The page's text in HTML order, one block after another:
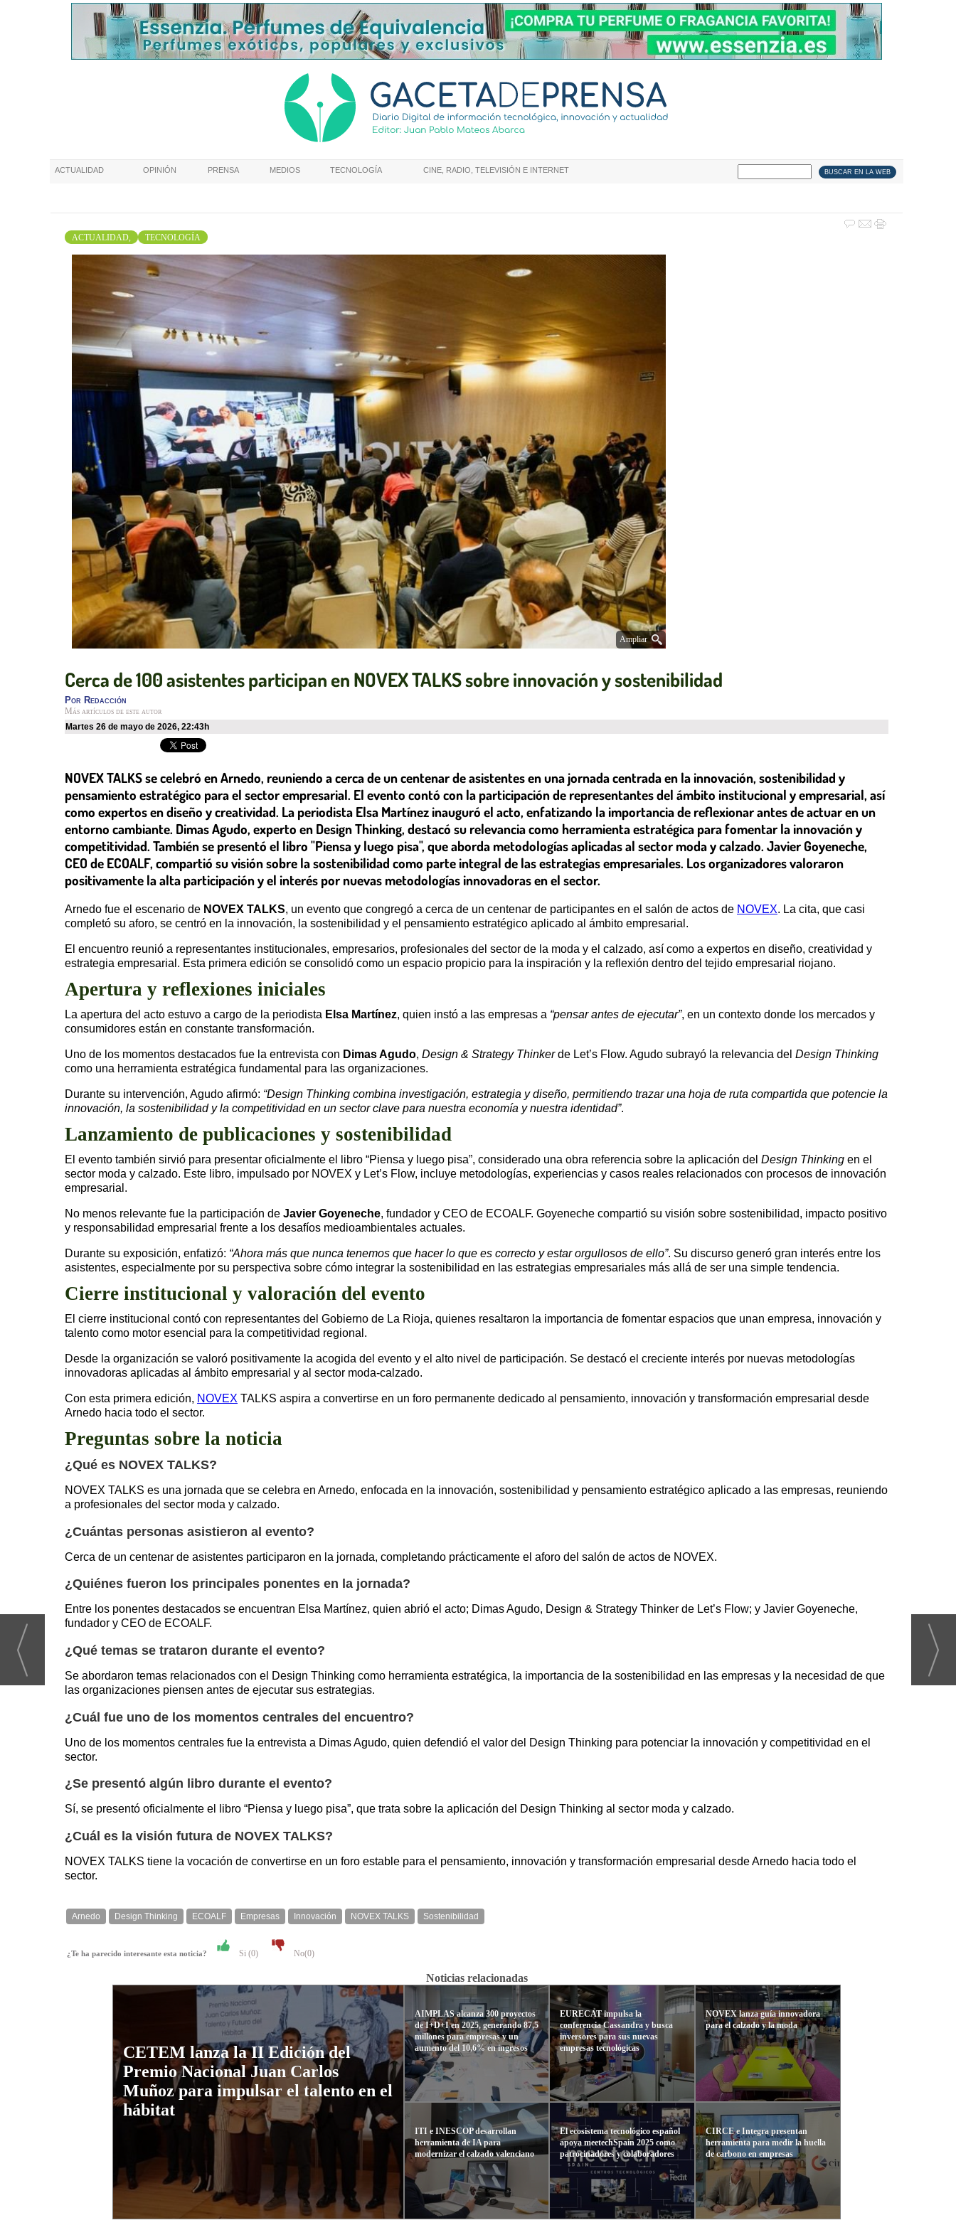
ACTUALIDAD OPINIÓN PRENSA MEDIOS TECNOLOGÍA CINE, RADIO, TELEVISIÓN E INTERNET
ACTUALIDAD, TECNOLOGÍA
Ampliar
Cerca de 100 asistentes participan en NOVEX TALKS sobre innovación y sostenibilidad
Por Redacción
Más artículos de este autor
martes 26 de mayo de 2026, 22:43h
NOVEX TALKS se celebró en Arnedo, reuniendo a cerca de un centenar de asistentes en una jornada centrada en la innovación, sostenibilidad y
pensamiento estratégico para el sector empresarial. El evento contó con la participación de representantes del ámbito institucional y empresarial, así
como expertos en diseño y creatividad. La periodista Elsa Martínez inauguró el acto, enfatizando la importancia de reflexionar antes de actuar en un
entorno cambiante. Dimas Agudo, experto en Design Thinking, destacó su relevancia como herramienta estratégica para fomentar la innovación y
competitividad. También se presentó el libro "Piensa y luego pisa", que aborda metodologías aplicadas al sector moda y calzado. Javier Goyeneche,
CEO de ECOALF, compartió su visión sobre la sostenibilidad como parte integral de las estrategias empresariales. Los organizadores valoraron
positivamente la alta participación y el interés por nuevas metodologías innovadoras en el sector.
Arnedo fue el escenario de NOVEX TALKS, un evento que congregó a cerca de un centenar de participantes en el salón de actos de NOVEX. La cita, que casi
completó su aforo, se centró en la innovación, la sostenibilidad y el pensamiento estratégico aplicado al ámbito empresarial.
El encuentro reunió a representantes institucionales, empresarios, profesionales del sector de la moda y el calzado, así como a expertos en diseño, creatividad y
estrategia empresarial. Esta primera edición se consolidó como un espacio propicio para la inspiración y la reflexión dentro del tejido empresarial riojano.
Apertura y reflexiones iniciales
La apertura del acto estuvo a cargo de la periodista Elsa Martínez, quien instó a las empresas a “pensar antes de ejecutar”, en un contexto donde los mercados y
consumidores están en constante transformación.
Uno de los momentos destacados fue la entrevista con Dimas Agudo, Design & Strategy Thinkerde Let’s Flow. Agudo subrayó la relevancia del Design Thinking
como una herramienta estratégica fundamental para las organizaciones.
Durante su intervención, Agudo afirmó: “Design Thinking combina investigación, estrategia y diseño, permitiendo trazar una hoja de ruta compartida que potencie la
innovación, la sostenibilidad y la competitividad en un sector clave para nuestra economía y nuestra identidad”.
Lanzamiento de publicaciones y sostenibilidad
El evento también sirvió para presentar oficialmente el libro “Piensa y luego pisa”, considerado una obra referencia sobre la aplicación del Design Thinking en el
sector moda y calzado. Este libro, impulsado por NOVEX y Let’s Flow, incluye metodologías, experiencias y casos reales relacionados con procesos de innovación
empresarial.
No menos relevante fue la participación de Javier Goyeneche, fundador y CEO de ECOALF. Goyeneche compartió su visión sobre sostenibilidad, impacto positivo
y responsabilidad empresarial frente a los desafíos medioambientales actuales.
Durante su exposición, enfatizó: “Ahora más que nunca tenemos que hacer lo que es correcto y estar orgullosos de ello”. Su discurso generó gran interés entre los
asistentes, especialmente por su perspectiva sobre cómo integrar la sostenibilidad en las estrategias empresariales más allá de ser una simple tendencia.
Cierre institucional y valoración del evento
El cierre institucional contó con representantes del Gobierno de La Rioja, quienes resaltaron la importancia de fomentar espacios que unan empresa, innovación y
talento como motor esencial para la competitividad regional.
Desde la organización se valoró positivamente la acogida del evento y el alto nivel de participación. Se destacó el creciente interés por nuevas metodologías
innovadoras aplicadas al ámbito empresarial y al sector moda-calzado.
Con esta primera edición, NOVEX TALKS aspira a convertirse en un foro permanente dedicado al pensamiento, innovación y transformación empresarial desde
Arnedo hacia todo el sector.
Preguntas sobre la noticia
¿Qué es NOVEX TALKS?
NOVEX TALKS es una jornada que se celebra en Arnedo, enfocada en la innovación, sostenibilidad y pensamiento estratégico aplicado a las empresas, reuniendo
a profesionales del sector moda y calzado.
¿Cuántas personas asistieron al evento?
Cerca de un centenar de asistentes participaron en la jornada, completando prácticamente el aforo del salón de actos de NOVEX.
¿Quiénes fueron los principales ponentes en la jornada?
Entre los ponentes destacados se encuentran Elsa Martínez, quien abrió el acto; Dimas Agudo, Design & Strategy Thinker de Let’s Flow; y Javier Goyeneche,
fundador y CEO de ECOALF.
¿Qué temas se trataron durante el evento?
Se abordaron temas relacionados con el Design Thinking como herramienta estratégica, la importancia de la sostenibilidad en las empresas y la necesidad de que
las organizaciones piensen antes de ejecutar sus estrategias.
¿Cuál fue uno de los momentos centrales del encuentro?
Uno de los momentos centrales fue la entrevista a Dimas Agudo, quien defendió el valor del Design Thinking para potenciar la innovación y competitividad en el
sector.
¿Se presentó algún libro durante el evento?
Sí, se presentó oficialmente el libro “Piensa y luego pisa”, que trata sobre la aplicación del Design Thinking al sector moda y calzado.
¿Cuál es la visión futura de NOVEX TALKS?
NOVEX TALKS tiene la vocación de convertirse en un foro estable para el pensamiento, innovación y transformación empresarial desde Arnedo hacia todo el
sector.
Arnedo Design Thinking ECOALF Empresas Innovación NOVEX TALKS Sostenibilidad
¿Te ha parecido interesante esta noticia? Si (0) No(0)
Noticias relacionadas
CETEM lanza la II Edición del
Premio Nacional Juan Carlos
Muñoz para impulsar el talento en el
hábitat
AIMPLAS alcanza 300 proyectos
de I+D+I en 2025, generando 87,5
millones para empresas y un
aumento del 10,6% en ingresos
ITI e INESCOP desarrollan
herramienta de IA para
modernizar el calzado valenciano
EURECAT impulsa la
conferencia Cassandra y busca
inversores para sus nuevas
empresas tecnológicas
El ecosistema tecnológico español
apoya meetechSpain 2025 como
patrocinadores y colaboradores
NOVEX lanza guía innovadora
para el calzado y la moda
CIRCE e Integra presentan
herramienta para medir la huella
de carbono en empresas